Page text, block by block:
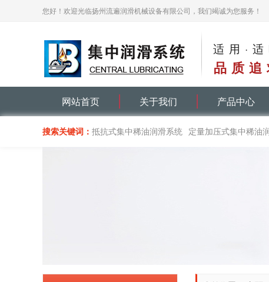
您好！欢迎光临扬州流遍润滑机械设备有限公司，我们竭诚为您服务！
适用·
品质
网站首页 关于我们 产品中心
搜索关键词： 抵抗式集中稀油润滑系统 定量加压式集中稀油